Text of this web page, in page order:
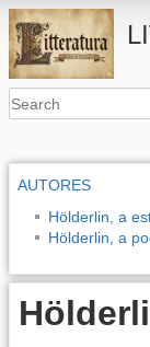
AUTORES
Hölderlin, a
Hölderlin, a